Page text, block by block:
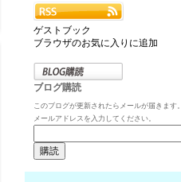
ゲストブック
ブラウザのお気に入りに追加
ブログ購読
このブログが更新されたらメールが届きます。
メールアドレスを入力してください。